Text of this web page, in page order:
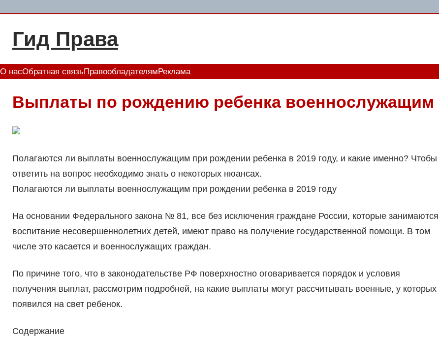
содержимому
Гид Права
О насОбратная связьПравообладателям Реклама
Выплаты по рождению ребенка военнослужащим
Полагаются ли выплаты военнослужащим при рождении ребенка в 2019 году, и какие именно? Чтобы
ответить на вопрос необходимо знать о некоторых нюансах.
Полагаются ли выплаты военнослужащим при рождении ребенка в 2019 году
На основании Федерального закона № 81, все без исключения граждане России, которые занимаются
воспитание несовершеннолетних детей, имеют право на получение государственной помощи. В том
числе это касается и военнослужащих граждан.
По причине того, что в законодательстве РФ поверхностно оговаривается порядок и условия
получения выплат, рассмотрим подробней, на какие выплаты могут рассчитывать военные, у которых
появился на свет ребенок.
Содержание